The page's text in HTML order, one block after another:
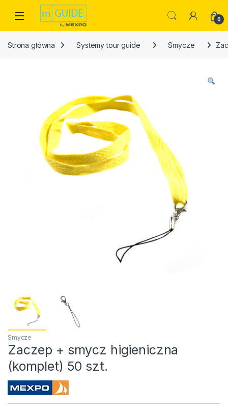
Skip to navigation
Skip to content
Open 0
Strona główna Systemy tour guide Smycze
Smycze
Zaczep + smycz higieniczna
(komplet) 50 szt.